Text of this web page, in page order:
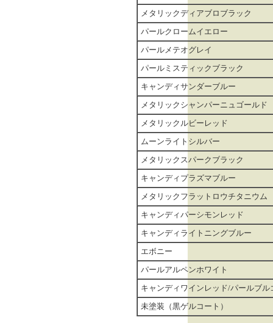
メタリックディアブロブラック
パールクロームイエロー
パールメテオグレイ
パールミスティックブラック
キャンディサンダーブルー
メタリックシャンパーニュゴールド
メタリックルビーレッド
ムーンライトシルバー
メタリックスパークブラック
キャンディプラズマブルー
メタリックフラットロウチタニウム
キャンディパーシモンレッド
キャンディライトニングブルー
エボニー
パールアルペンホワイト
キャンディワインレッド/パールブル
未塗装（黒ゲルコート）